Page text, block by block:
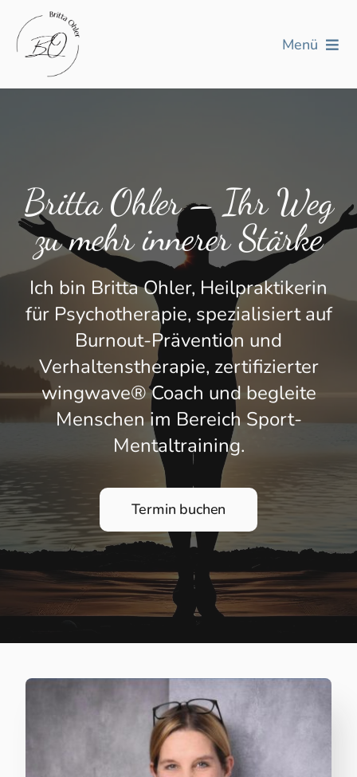
content
Menü
Arbeitsweise
Qualifikationen
Preise
Kontakt
Britta Ohler – Ihr Weg
zu mehr innerer Stärke
Ich bin Britta Ohler, Heilpraktikerin
für Psychotherapie, spezialisiert auf
Burnout-Prävention und
Verhaltenstherapie, zertifizierter
wingwave® Coach und begleite
Menschen im Bereich Sport-
Mentaltraining.
Termin buchen